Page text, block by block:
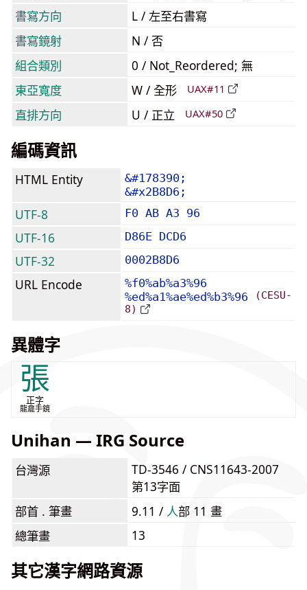
書寫方向
L / 左至右書寫
書寫鏡射
N / 否
組合類別
0 / Not_Reordered; 無
東亞寬度
W / 全形 UAX#11
直排方向 U / 正立 UAX#50
編碼資訊
HTML Entity
&#178390;
&#x2B8D6;
UTF-8 F0 AB A3 96
UTF-16 D86E DCD6
UTF-32 0002B8D6
URL Encode
%f0%ab%a3%96
%ed%a1%ae%ed%b3%96
(CESU-
8)
異體字
張
正字
龍龕手鏡
Unihan — IRG Source
台灣源
TD-3546 / CNS11643-2007
第13字面
部首 . 筆畫
9.11 / ⼈部 11 畫
總筆畫
13
其它漢字網路資源